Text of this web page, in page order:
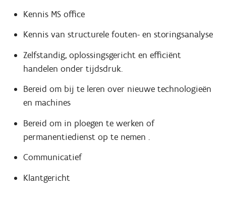
Kennis MS office
Kennis van structurele fouten- en storingsanalyse
Zelfstandig, oplossingsgericht en efficiënt
handelen onder tijdsdruk.
Bereid om bij te leren over nieuwe technologieën
en machines
Bereid om in ploegen te werken of
permanentiedienst op te nemen .
Communicatief
Klantgericht